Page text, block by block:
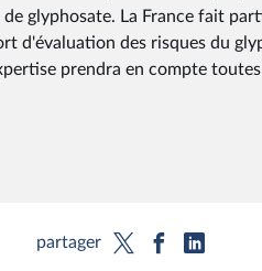
glyphosate. La France fait
d'évaluation des risques du
prendra en compte
partager